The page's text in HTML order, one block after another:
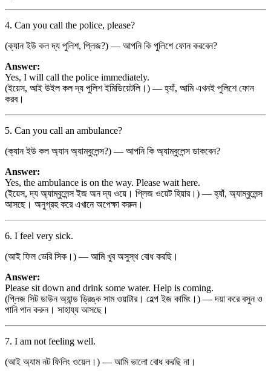
4. Can you call the police, please?
(ক্যান ইউ কল দ্য পুলিশ, প্লিজ?) — আপনি কি পুলিশে ফোন করবেন?
Answer:
Yes, I will call the police immediately.
(ইয়েস, আই উইল কল দ্য পুলিশ ইমিডিয়েটলি।) — হ্যাঁ, আমি এখনই পুলিশে ফোন
করব।
5. Can you call an ambulance?
(ক্যান ইউ কল অ্যান অ্যাম্বুলেন্স?) — আপনি কি অ্যাম্বুলেন্স ডাকবেন?
Answer:
Yes, the ambulance is on the way. Please wait here.
(ইয়েস, দ্য অ্যাম্বুলেন্স ইজ অন দ্য ওয়ে। প্লিজ ওয়েট হিয়ার।) — হ্যাঁ, অ্যাম্বুলেন্স
আসছে। অনুগ্রহ করে এখানে অপেক্ষা করুন।
6. I feel very sick.
(আই ফিল ভেরি সিক।) — আমি খুব অসুস্থ বোধ করছি।
Answer:
Please sit down and drink some water. Help is coming.
(প্লিজ সিট ডাউন অ্যান্ড ড্রিঙ্ক সাম ওয়াটার। হেল্প ইজ কামিং।) — দয়া করে বসুন ও
পানি পান করুন। সাহায্য আসছে।
7. I am not feeling well.
(আই অ্যাম নট ফিলিং ওয়েল।) — আমি ভালো বোধ করছি না।